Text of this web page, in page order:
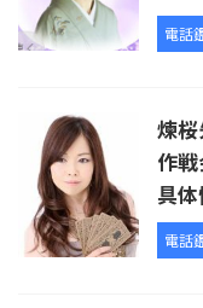
電話
煉
作
具
電話